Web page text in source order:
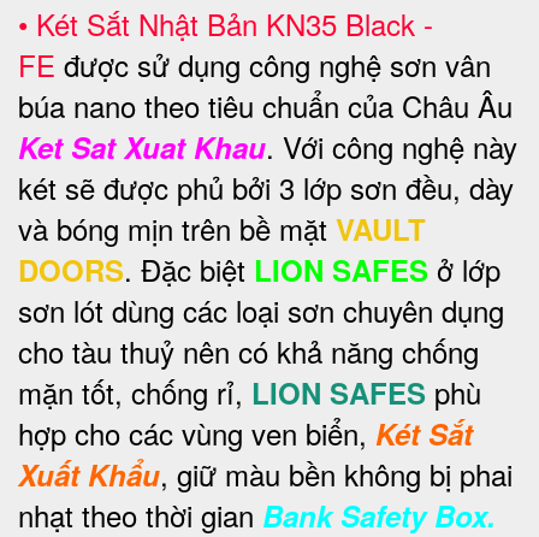
• Két Sắt Nhật Bản KN35 Black -
FE được sử dụng công nghệ sơn vân
búa nano theo tiêu chuẩn của Châu Âu
Ket Sat Xuat Khau. Với công nghệ này
két sẽ được phủ bởi 3 lớp sơn đều, dày
và bóng mịn trên bề mặt VAULT
DOORS. Đặc biệt LION SAFES ở lớp
sơn lót dùng các loại sơn chuyên dụng
cho tàu thuỷ nên có khả năng chống
mặn tốt, chống rỉ, LION SAFES phù
hợp cho các vùng ven biển, Két Sắt
Xuất Khẩu, giữ màu bền không bị phai
nhạt theo thời gian Bank Safety Box.